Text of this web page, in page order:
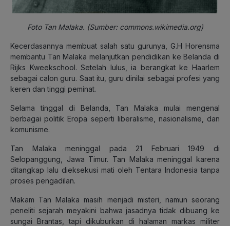
Foto Tan Malaka. (Sumber: commons.wikimedia.org)
Kecerdasannya membuat salah satu gurunya, G.H Horensma
membantu Tan Malaka melanjutkan pendidikan ke Belanda di
Rijks Kweekschool. Setelah lulus, ia berangkat ke Haarlem
sebagai calon guru. Saat itu, guru dinilai sebagai profesi yang
keren dan tinggi peminat.
Selama tinggal di Belanda, Tan Malaka mulai mengenal
berbagai politik Eropa seperti liberalisme, nasionalisme, dan
komunisme.
Tan Malaka meninggal pada 21 Februari 1949 di
Selopanggung, Jawa Timur. Tan Malaka meninggal karena
ditangkap lalu dieksekusi mati oleh Tentara Indonesia tanpa
proses pengadilan.
Makam Tan Malaka masih menjadi misteri, namun seorang
peneliti sejarah meyakini bahwa jasadnya tidak dibuang ke
sungai Brantas, tapi dikuburkan di halaman markas militer